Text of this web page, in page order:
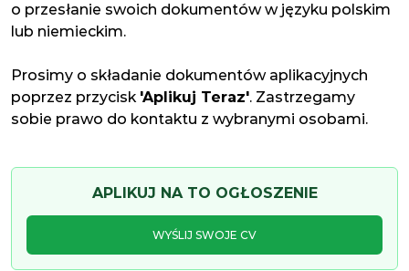
o przesłanie swoich dokumentów w języku polskim
lub niemieckim.
Prosimy o składanie dokumentów aplikacyjnych
poprzez przycisk 'Aplikuj Teraz'. Zastrzegamy
sobie prawo do kontaktu z wybranymi osobami.
APLIKUJ NA TO OGŁOSZENIE
WYŚLIJ SWOJE CV